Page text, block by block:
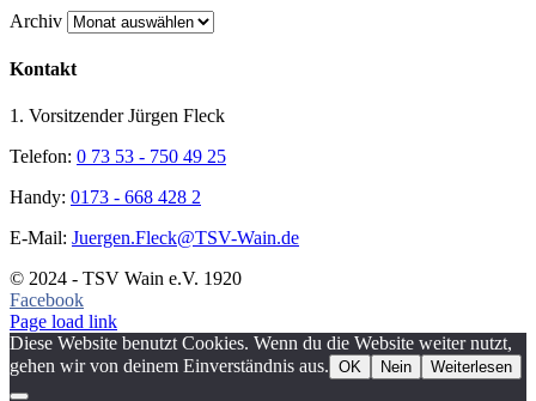
Archiv
Kontakt
1. Vorsitzender Jürgen Fleck
Telefon: 0 73 53 - 750 49 25
Handy: 0173 - 668 428 2
E-Mail: Juergen.Fleck@TSV-Wain.de
© 2024 - TSV Wain e.V. 1920
Facebook
Page load link
Diese Website benutzt Cookies. Wenn du die Website weiter nutzt,
gehen wir von deinem Einverständnis aus. OK Nein Weiterlesen